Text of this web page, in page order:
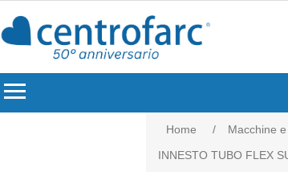
menu
Home / Macchine
INNESTO TUBO FLEX